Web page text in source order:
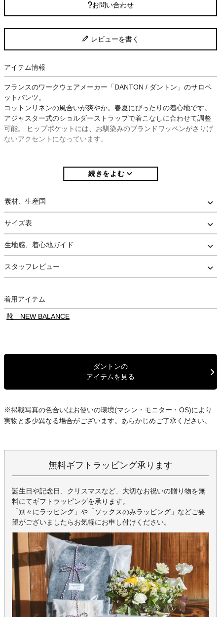
お問い合わせ
レビューを書く
アイテム情報
フランスのワークウェアメーカー「DANTON / ダントン」のサロペ
ットパンツ。
コットンリネンの風合いが爽やか。春夏にぴったりの着心地です。
アジャスター式のショルダーストラップで着こなしに合わせて調整
可能。 ヒップポケットには、お馴染みのブランドワッペンがさりげ
ないアクセントになっています。
素材、生産国
サイズ表
生地感、着心地ガイド
スタッフレビュー
着用アイテム
靴 NEW BALANCE
ダントンの
アイテムを見る
※掲載写真の色合いはお使いの環境(マシン・モニター・OS)により
実物と多少異なる場合がございます。あらかじめご了承ください。
無料ギフトラッピング承ります
誕生日や記念日、クリスマスなど、大切なお祝いの贈り物を無
料にてギフトラッピングを承ります。
「別々にラッピング」や「ソックスのみラッピング」などご要
望がございましたらお気軽にお申し付けください。